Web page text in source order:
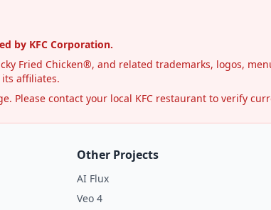
by KFC Corporation.
Fried Chicken®, and related trademarks, logos,
affiliates.
Please contact your local KFC restaurant to verify
Other Projects
AI Flux
Veo 4